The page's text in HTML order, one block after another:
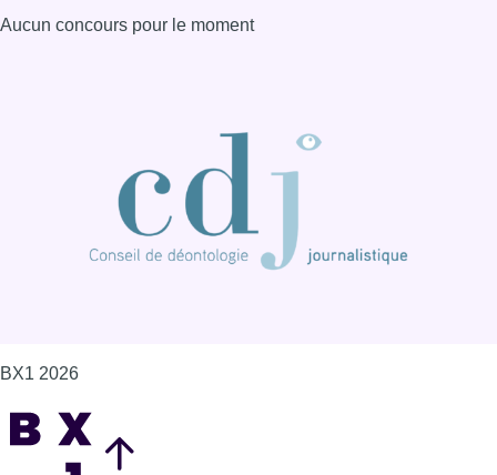
Aucun concours pour le moment
BX1 2026